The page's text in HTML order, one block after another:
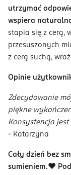
utrzymać
wspiera
stapia się z cerą,
przesuszonych
z cerą suchą,
Opinie
Zdecydowanie
piękne
Konsystencja jest
- Katarzyna
Cały dzień bez
sumieniem.❤️